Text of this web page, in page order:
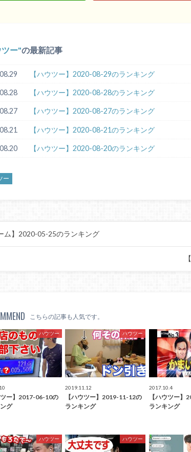
ー の最新記事
【ハウツー】2020-08-29のランキング
【ハウツー】2020-08-28のランキング
【ハウツー】2020-08-27のランキング
【ハウツー】2020-08-21のランキング
【ハウツー】2020-08-20のランキング
ー
ム】2020-05-25のランキング
こちらの記事も人気です。
ハウツー
ツー】2017-06-10の
グ
ハウツー
2019.11.12
【ハウツー】2019-11-12の
ランキング
2017.10.4
【ハウツー】
ランキング
ハウツー ハウツー